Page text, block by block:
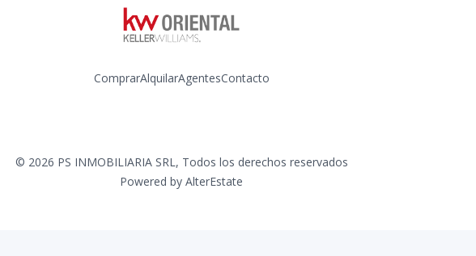
ComprarAlquilarAgentesContacto
© 2026 PS INMOBILIARIA SRL, Todos los derechos reservados
Powered by AlterEstate